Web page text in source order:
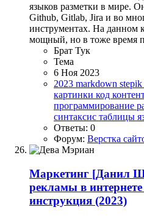
языков разметки в мире.
Github, Gitlab, Jira и во
инструментах. На данном
мощный, но в тоже время
Брат Тук
Тема
6 Ноя 2023
2023 markdown stepik
картинки код
программирование
синтаксис таблицы
Ответы: 0
Форум: Верстка
Маркетинг [Данил
рекламы в
инструкция (2023)